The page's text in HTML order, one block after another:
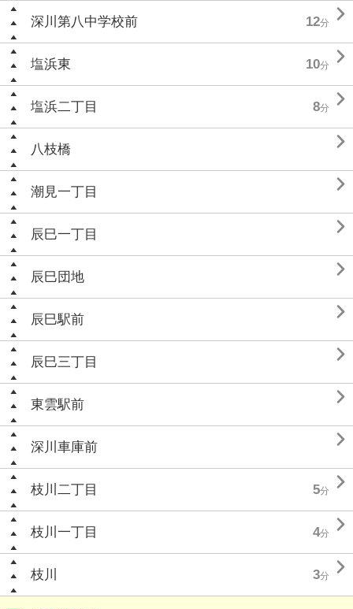
深川第八中学校前 12分 
塩浜東 10分 
塩浜二丁目 8分 
八枝橋 
潮見一丁目 
辰巳一丁目 
辰巳団地 
辰巳駅前 
辰巳三丁目 
東雲駅前 
深川車庫前 
枝川二丁目 5分 
枝川一丁目 4分 
枝川 3分 